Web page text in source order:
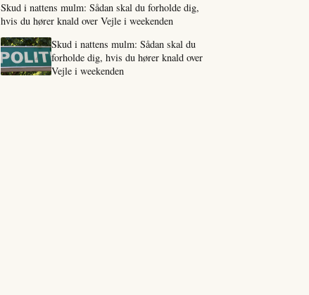
Skud i nattens mulm: Sådan skal du forholde dig,
hvis du hører knald over Vejle i weekenden
Skud i nattens mulm: Sådan skal du
forholde dig, hvis du hører knald over
Vejle i weekenden